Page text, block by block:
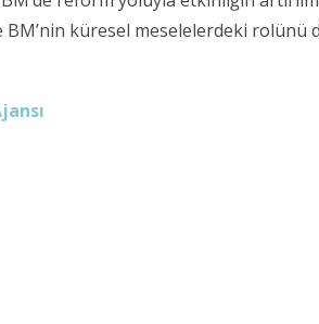
BM’nin küresel meselelerdeki rolünü